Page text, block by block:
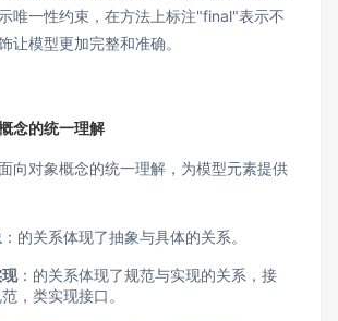
唯一性约束，在方法上标注"final"表示不
让模型更加完整和准确。
念的统一理解
向对象概念的统一理解，为模型元素提供
：的关系体现了抽象与具体的关系。
：的关系体现了规范与实现的关系，接
，类实现接口。